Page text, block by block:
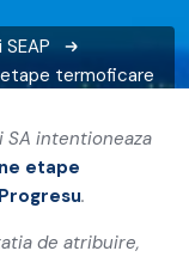
etape termoficare
intentioneaza
etape
.
de atribuire,